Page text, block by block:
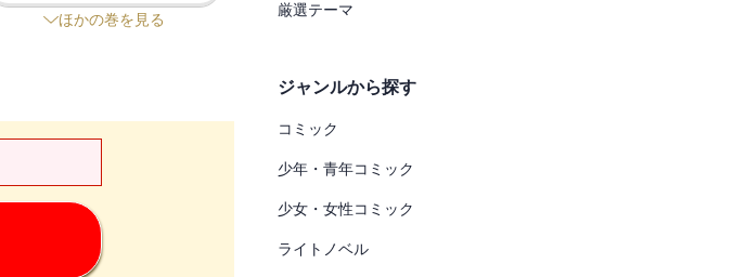
ほかの巻を見る
厳選テーマ
ジャンルから探す
コミック
少年・青年コミック
少女・女性コミック
ライトノベル